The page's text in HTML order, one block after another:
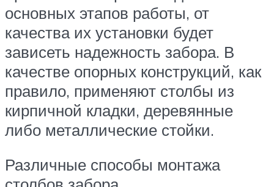
основных этапов работы, от
качества их установки будет
зависеть надежность забора. В
качестве опорных конструкций, как
правило, применяют столбы из
кирпичной кладки, деревянные
либо металлические стойки.
Различные способы монтажа